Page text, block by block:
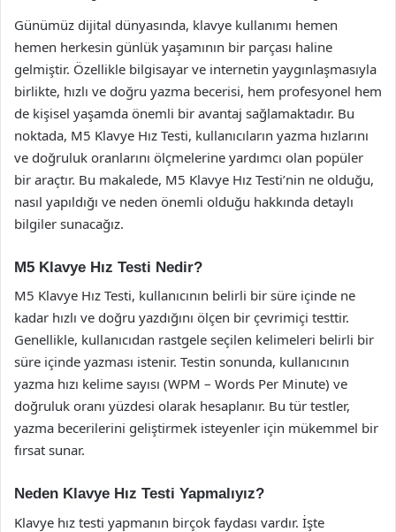
Günümüz dijital dünyasında, klavye kullanımı hemen
hemen herkesin günlük yaşamının bir parçası haline
gelmiştir. Özellikle bilgisayar ve internetin yaygınlaşmasıyla
birlikte, hızlı ve doğru yazma becerisi, hem profesyonel hem
de kişisel yaşamda önemli bir avantaj sağlamaktadır. Bu
noktada, M5 Klavye Hız Testi, kullanıcıların yazma hızlarını
ve doğruluk oranlarını ölçmelerine yardımcı olan popüler
bir araçtır. Bu makalede, M5 Klavye Hız Testi’nin ne olduğu,
nasıl yapıldığı ve neden önemli olduğu hakkında detaylı
bilgiler sunacağız.
M5 Klavye Hız Testi Nedir?
M5 Klavye Hız Testi, kullanıcının belirli bir süre içinde ne
kadar hızlı ve doğru yazdığını ölçen bir çevrimiçi testtir.
Genellikle, kullanıcıdan rastgele seçilen kelimeleri belirli bir
süre içinde yazması istenir. Testin sonunda, kullanıcının
yazma hızı kelime sayısı (WPM – Words Per Minute) ve
doğruluk oranı yüzdesi olarak hesaplanır. Bu tür testler,
yazma becerilerini geliştirmek isteyenler için mükemmel bir
fırsat sunar.
Neden Klavye Hız Testi Yapmalıyız?
Klavye hız testi yapmanın birçok faydası vardır. İşte